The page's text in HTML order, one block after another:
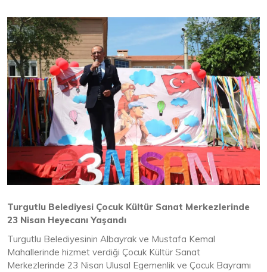
Turgutlu Belediyesi Çocuk Kültür Sanat Merkezlerinde
23 Nisan Heyecanı Yaşandı
Turgutlu Belediyesinin Albayrak ve Mustafa Kemal
Mahallerinde hizmet verdiği Çocuk Kültür Sanat
Merkezlerinde 23 Nisan Ulusal Egemenlik ve Çocuk Bayramı